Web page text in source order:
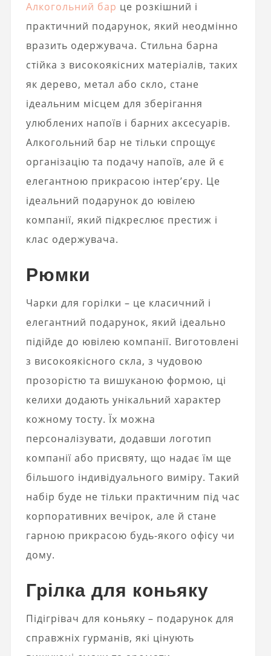
Алкогольний бар це розкішний і
практичний подарунок, який неодмінно
вразить одержувача. Стильна барна
стійка з високоякісних матеріалів, таких
як дерево, метал або скло, стане
ідеальним місцем для зберігання
улюблених напоїв і барних аксесуарів.
Алкогольний бар не тільки спрощує
організацію та подачу напоїв, але й є
елегантною прикрасою інтер’єру. Це
ідеальний подарунок до ювілею
компанії, який підкреслює престиж і
клас одержувача.
Рюмки
Чарки для горілки – це класичний і
елегантний подарунок, який ідеально
підійде до ювілею компанії. Виготовлені
з високоякісного скла, з чудовою
прозорістю та вишуканою формою, ці
келихи додають унікальний характер
кожному тосту. Їх можна
персоналізувати, додавши логотип
компанії або присвяту, що надає їм ще
більшого індивідуального виміру. Такий
набір буде не тільки практичним під час
корпоративних вечірок, але й стане
гарною прикрасою будь-якого офісу чи
дому.
Грілка для коньяку
Підігрівач для коньяку – подарунок для
справжніх гурманів, які цінують